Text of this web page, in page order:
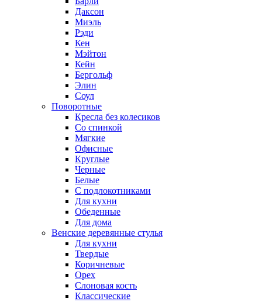
Даксон
Миэль
Рэди
Кен
Мэйтон
Кейн
Бергольф
Элин
Соул
Поворотные
Кресла без колесиков
Со спинкой
Мягкие
Офисные
Круглые
Черные
Белые
С подлокотниками
Для кухни
Обеденные
Для дома
Венские деревянные стулья
Для кухни
Твердые
Коричневые
Орех
Слоновая кость
Классические